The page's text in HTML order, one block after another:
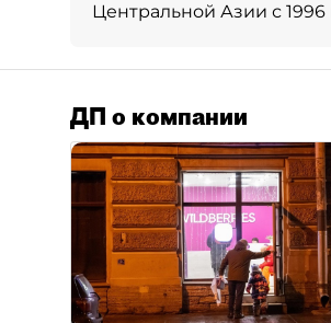
Центральной Азии с 1996
ДП о компании